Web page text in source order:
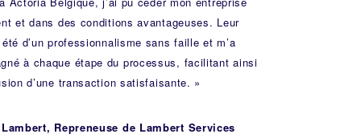
et dans des conditions avantageuses. Leur
d’un professionnalisme sans faille et m’a
à chaque étape du processus, facilitant ainsi
d’une transaction satisfaisante. »
Repreneuse de Lambert Services